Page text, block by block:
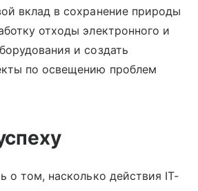
вклад в сохранение природы
отходы электронного и
и создать
по освещению проблем
о том, насколько действия IT-